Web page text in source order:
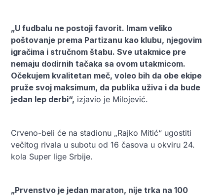
„U fudbalu ne postoji favorit. Imam veliko
poštovanje prema Partizanu kao klubu, njegovim
igračima i stručnom štabu. Sve utakmice pre
nemaju dodirnih tačaka sa ovom utakmicom.
Očekujem kvalitetan meč, voleo bih da obe ekipe
pruže svoj maksimum, da publika uživa i da bude
jedan lep derbi“, izjavio je Milojević.
Crveno-beli će na stadionu „Rajko Mitić“ ugostiti
večitog rivala u subotu od 16 časova u okviru 24.
kola Super lige Srbije.
„Prvenstvo je jedan maraton, nije trka na 100